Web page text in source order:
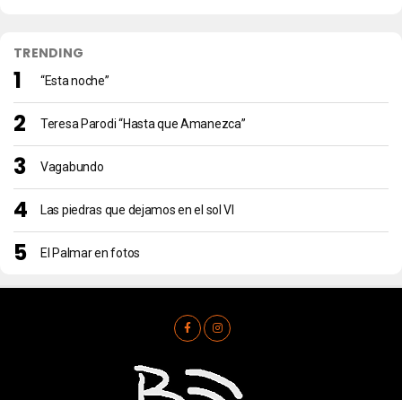
TRENDING
“Esta noche”
Teresa Parodi “Hasta que Amanezca”
Vagabundo
Las piedras que dejamos en el sol VI
El Palmar en fotos